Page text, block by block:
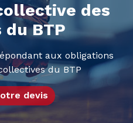
des
du BTP
aux obligations
du BTP
devis